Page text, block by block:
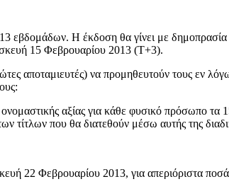
Η έκδοση θα γίνει με δημοπρασία
15 Φεβρουαρίου 2013 (T+3).
αποταμιευτές) να προμηθευτούν τους εν
αξίας για κάθε φυσικό πρόσωπο τα
τίτλων που θα διατεθούν μέσω αυτής της
22 Φεβρουαρίου 2013, για απεριόριστα